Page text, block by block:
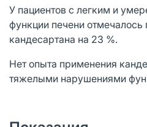
У пациентов с легким и
функции печени
кандесартана на 23 %.
Нет опыта применения
тяжелыми нарушениями